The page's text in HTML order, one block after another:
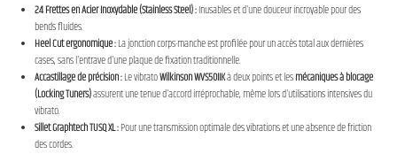
24 Frettes en Acier Inoxydable (Stainless Steel) :Inusables et d'une douceur incroyable pour des
bends fluides.
Heel Cut ergonomique :La jonction corps-manche est profilée pour un accès total aux dernières
cases, sans l'entrave d'une plaque de fixation traditionnelle.
Accastillage de précision :Le vibratoWilkinson WVS50IIKà deux points et lesmécaniques à blocage
(Locking Tuners)assurent une tenue d'accord irréprochable, même lors d'utilisations intensives du
vibrato.
Sillet Graphtech TUSQ XL :Pour une transmission optimale des vibrations et une absence de friction
des cordes.